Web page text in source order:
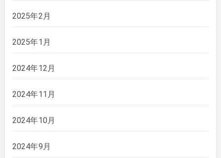
2025年2月
2025年1月
2024年12月
2024年11月
2024年10月
2024年9月